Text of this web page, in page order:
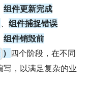
、组件更新完成
、组件捕捉错误
、组件销毁前
） 四个阶段，在不同
写，以满足复杂的业